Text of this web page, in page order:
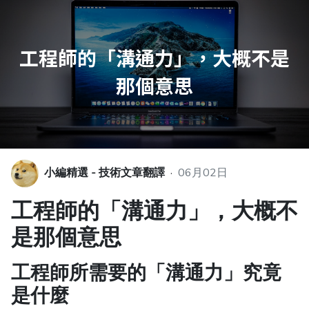
小編精選 - 技術文章翻譯 · 06月02日
工程師的「溝通力」，大概不
是那個意思
工程師所需要的「溝通力」究竟
是什麼